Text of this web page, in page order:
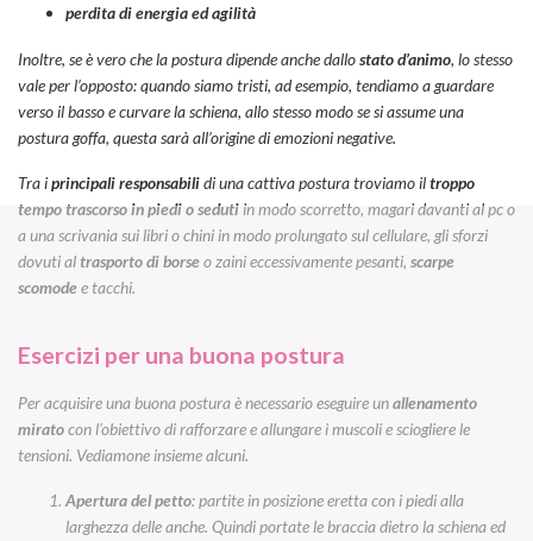
perdita di energia ed agilità
Inoltre, se è vero che la postura dipende anche dallostato d’animo, lo stesso
vale per l’opposto: quando siamo tristi, ad esempio, tendiamo a guardare
verso il basso e curvare la schiena, allo stesso modo se si assume una
postura goffa, questa sarà all’origine di emozioni negative.
Tra iprincipali responsabilidi una cattiva postura troviamo iltroppo
tempotrascorso in piedi o sedutiin modo scorretto, magari davanti al pc o
a una scrivania sui libri o chini in modo prolungato sul cellulare, gli sforzi
dovuti altrasporto di borseo zaini eccessivamente pesanti, scarpe
scomodee tacchi.
Esercizi per una buona postura
Per acquisire una buona postura è necessario eseguire unallenamento
miratocon l’obiettivo di rafforzare e allungare i muscoli e sciogliere le
tensioni. Vediamone insieme alcuni.
Apertura del petto: partite in posizione eretta con i piedi alla
larghezza delle anche. Quindi portate le braccia dietro la schiena ed